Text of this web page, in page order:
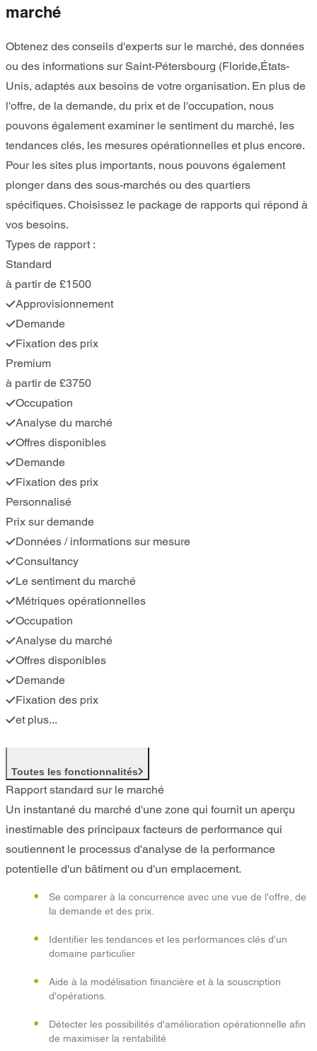
marché
Obtenez des conseils d'experts sur le marché, des données
ou des informations sur Saint-Pétersbourg (Floride,États-
Unis, adaptés aux besoins de votre organisation. En plus de
l'offre, de la demande, du prix et de l'occupation, nous
pouvons également examiner le sentiment du marché, les
tendances clés, les mesures opérationnelles et plus encore.
Pour les sites plus importants, nous pouvons également
plonger dans des sous-marchés ou des quartiers
spécifiques. Choisissez le package de rapports qui répond à
vos besoins.
Types de rapport :
Standard
à partir de £1500
Approvisionnement
Demande
Fixation des prix
Premium
à partir de £3750
Occupation
Analyse du marché
Offres disponibles
Demande
Fixation des prix
Personnalisé
Prix sur demande
Données / informations sur mesure
Consultancy
Le sentiment du marché
Métriques opérationnelles
Occupation
Analyse du marché
Offres disponibles
Demande
Fixation des prix
et plus...
Toutes les fonctionnalités
Rapport standard sur le marché
Un instantané du marché d'une zone qui fournit un aperçu
inestimable des principaux facteurs de performance qui
soutiennent le processus d'analyse de la performance
potentielle d'un bâtiment ou d'un emplacement.
Se comparer à la concurrence avec une vue de l'offre, de
la demande et des prix.
Identifier les tendances et les performances clés d'un
domaine particulier
Aide à la modélisation financière et à la souscription
d'opérations.
Détecter les possibilités d'amélioration opérationnelle afin
de maximiser la rentabilité